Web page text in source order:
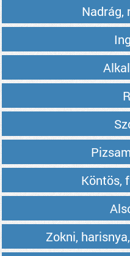
Nadrág,
Köntös,
Zokni,